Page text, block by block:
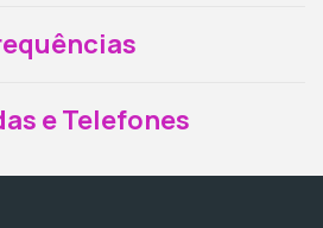
e Telefones